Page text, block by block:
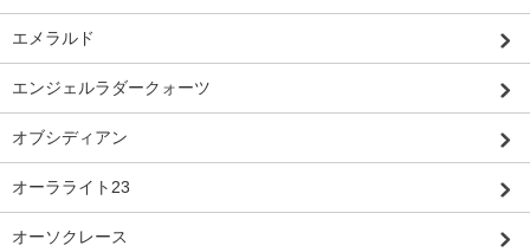
エメラルド
エンジェルラダークォーツ
オブシディアン
オーラライト23
オーソクレース